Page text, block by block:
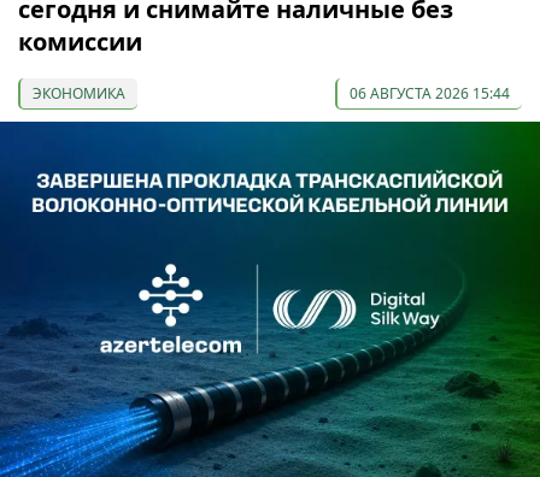
сегодня и снимайте наличные без
комиссии
ЭКОНОМИКА 06 АВГУСТА 2026 15:44